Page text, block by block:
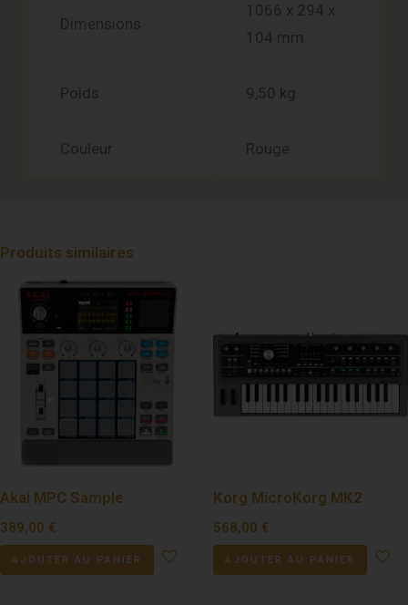
Dimensions
1066 x 294 x
104 mm
Poids 9,50 kg
Couleur Rouge
Produits similaires
Akai MPC Sample
389,00 €
AJOUTER AU PANIER
Korg MicroKorg MK2
568,00 €
AJOUTER AU PANIER